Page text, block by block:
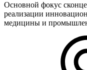
Основной фокус
реализации
медицины и